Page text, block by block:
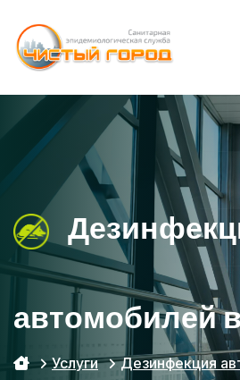
автомобилей
Услуги Дезинфекция